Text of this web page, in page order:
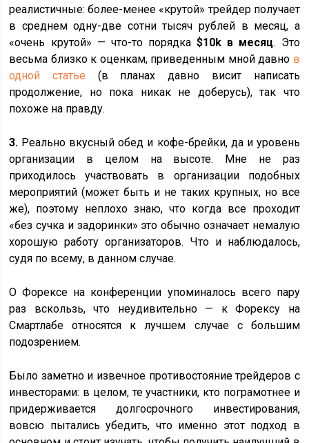
реалистичные: более-менее «крутой» трейдер получает
в среднем одну-две сотни тысяч рублей в месяц, а
«очень крутой» — что-то порядка$10k в месяц. Это
весьма близко к оценкам, приведенным мной давно в
одной статье (в планах давно висит написать
продолжение, но пока никак не доберусь), так что
похоже на правду.
3. Реально вкусный обед и кофе-брейки, да и уровень
организации в целом на высоте. Мне не раз
приходилось участвовать в организации подобных
мероприятий (может быть и не таких крупных, но все
же), поэтому неплохо знаю, что когда все проходит
«без сучка и задоринки» это обычно означает немалую
хорошую работу организаторов. Что и наблюдалось,
судя по всему, в данном случае.
О Форексе на конференции упоминалось всего пару
раз вскользь, что неудивительно — к Форексу на
Смартлабе относятся к лучшем случае с большим
подозрением.
Было заметно и извечное противостояние трейдеров с
инвесторами: в целом, те участники, кто пограмотнее и
придерживается долгосрочного инвестирования,
вовсю пытались убедить, что именно этот подход в